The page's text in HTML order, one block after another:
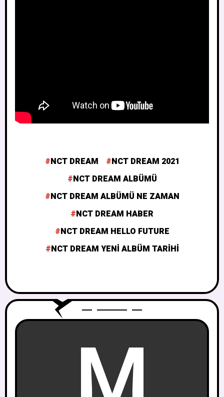
NCT DREAM
NCT DREAM 2021
NCT DREAM ALBÜMÜ
NCT DREAM ALBÜMÜ NE ZAMAN
NCT DREAM HABER
NCT DREAM HELLO FUTURE
NCT DREAM YENI ALBÜM TARIHI